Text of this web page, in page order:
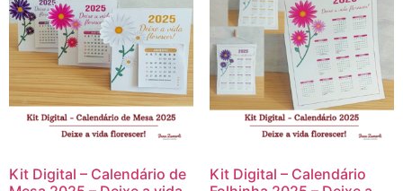
Kit Digital – Calendário de
Kit Digital – Calendário